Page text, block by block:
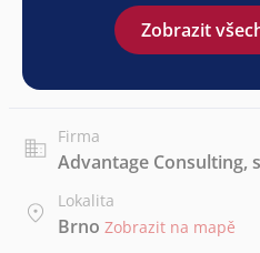
Zobrazit
Firma
Advantage Consulting,
Lokalita
Brno Zobrazit na mapě